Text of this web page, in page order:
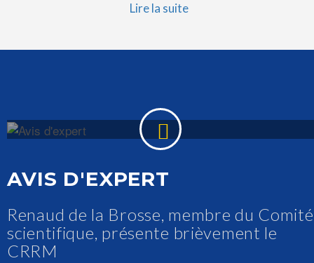
Lire la suite
AVIS D'EXPERT
Renaud de la Brosse, membre du Comité
scientifique, présente brièvement le
CRRM